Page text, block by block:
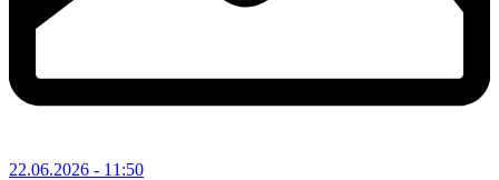
22.06.2026 - 11:50